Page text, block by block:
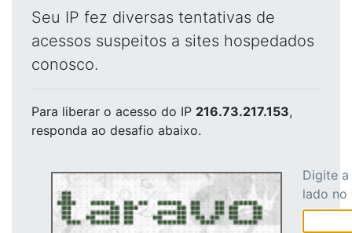
Seu IP fez diversas tentativas de
acessos suspeitos a sites hospedados
conosco.
Para liberar o acesso do IP 216.73.217.153,
responda ao desafio abaixo.
Digite
lado no